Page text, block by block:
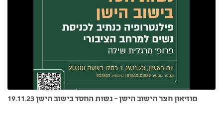
מוזיאון חצר הישוב הישן - נשות החסד בישוב הישן 19.11.23